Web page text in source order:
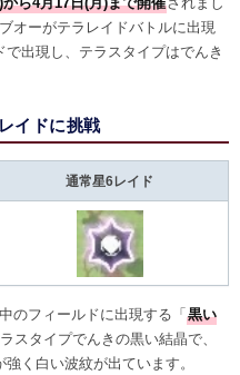
オーがテラレイドバトルに出現
出現し、テラスタイプはでんき
イドに挑戦
通常星6レイド
のフィールドに出現する「黒い
スタイプでんきの黒い結晶で、
く白い波紋が出ています。